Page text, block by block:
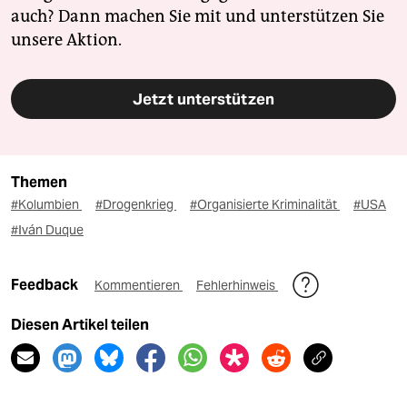
auch? Dann machen Sie mit und unterstützen Sie
unsere Aktion.
Jetzt unterstützen
Themen
#Kolumbien #Drogenkrieg #Organisierte Kriminalität
#USA
#Iván Duque
Feedback Kommentieren Fehlerhinweis
Diesen Artikel teilen